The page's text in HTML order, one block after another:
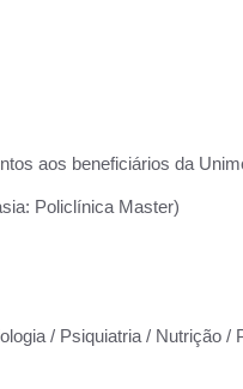
aos beneficiários da
Policlínica Master)
/ Psiquiatria / Nutrição /